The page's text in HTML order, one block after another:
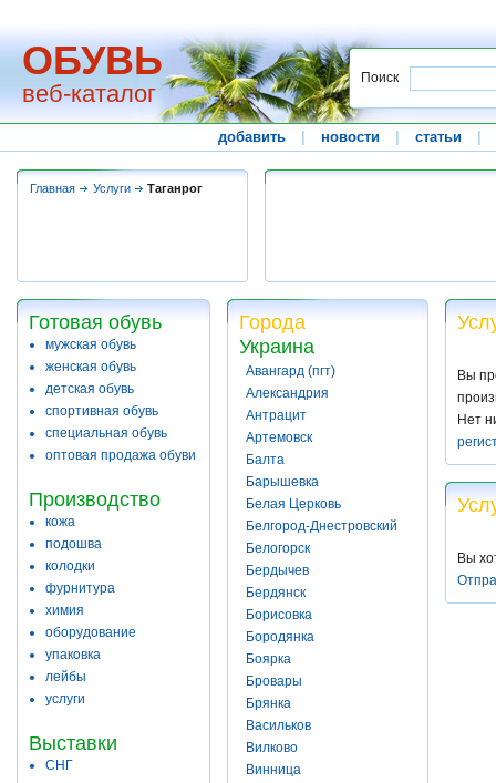
ОБУВЬ
веб-каталог
Поиск
добавить новости статьи
Главная Услуги Таганрог
Готовая обувь
мужская обувь
женская обувь
детская обувь
спортивная обувь
специальная обувь
оптовая продажа обуви
Производство
кожа
подошва
колодки
фурнитура
химия
оборудование
упаковка
лейбы
услуги
Выставки
СНГ
Города
Украина
Авангард (пгт)
Александрия
Антрацит
Артемовск
Балта
Барышевка
Белая Церковь
Белгород-Днестровский
Белогорск
Бердычев
Бердянск
Борисовка
Бородянка
Боярка
Бровары
Брянка
Васильков
Вилково
Винница
Вы
Нет
Вы